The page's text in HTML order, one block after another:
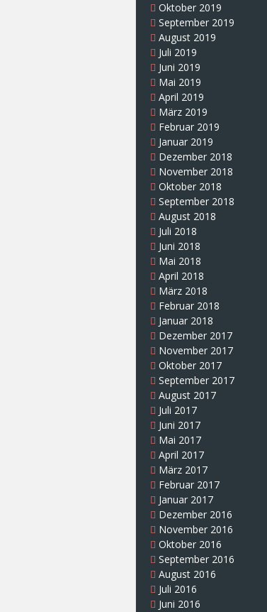
Oktober 2019
September 2019
August 2019
Juli 2019
Juni 2019
Mai 2019
April 2019
März 2019
Februar 2019
Januar 2019
Dezember 2018
November 2018
Oktober 2018
September 2018
August 2018
Juli 2018
Juni 2018
Mai 2018
April 2018
März 2018
Februar 2018
Januar 2018
Dezember 2017
November 2017
Oktober 2017
September 2017
August 2017
Juli 2017
Juni 2017
Mai 2017
April 2017
März 2017
Februar 2017
Januar 2017
Dezember 2016
November 2016
Oktober 2016
September 2016
August 2016
Juli 2016
Juni 2016